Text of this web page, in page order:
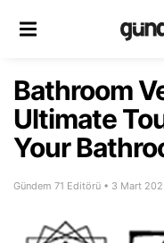
Bathroom
Ultimate
Your
Gündem 71 Editörü • 3 Mart